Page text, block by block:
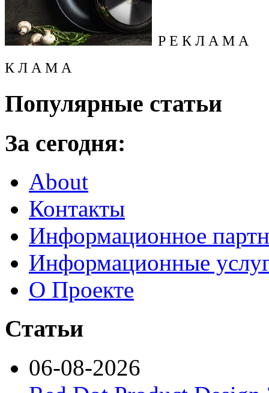
Р Е К Л А М А
К Л А М А
Популярные статьи
За сегодня:
About
Контакты
Информационное
Информационные
О Проекте
Статьи
06-08-2026